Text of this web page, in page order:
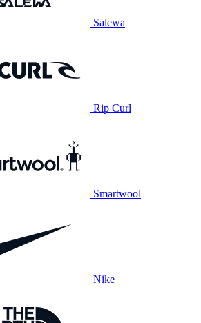
Salewa
Rip Curl
Smartwool
Nike